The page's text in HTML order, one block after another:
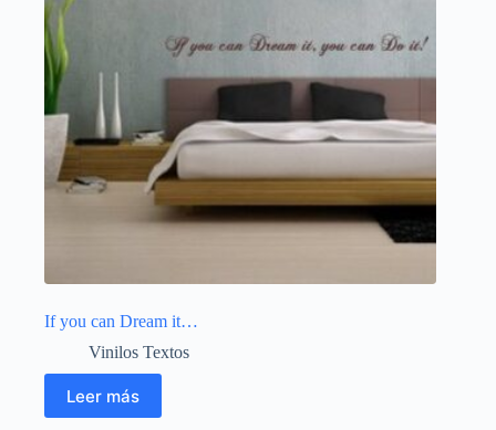
If you can Dream it…
Vinilos Textos
Leer más